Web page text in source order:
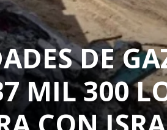
DE
MIL 300